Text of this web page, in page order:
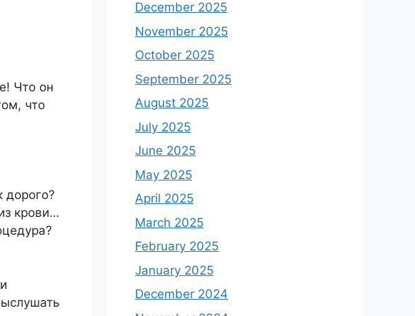
Что он
что
дорого?
крови…
December 2025
November 2025
October 2025
September 2025
August 2025
July 2025
June 2025
May 2025
April 2025
March 2025
February 2025
January 2025
December 2024